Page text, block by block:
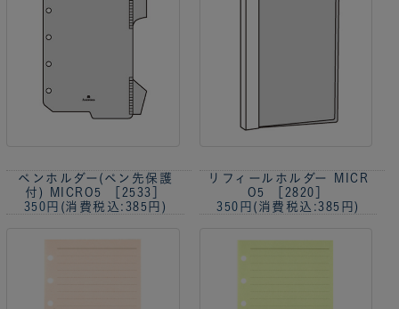
ペンホルダー(ペン先保護
付) MICRO5 ［2533］
350円 (消費税込:385円)
リフィールホルダー MICR
O5 ［2820］
350円 (消費税込:385円)